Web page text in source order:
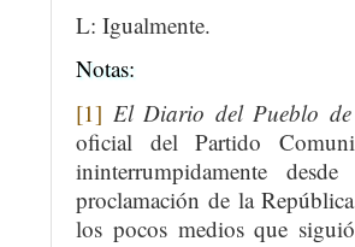
L: Igualmente.
Notas:
[1] El Diario del Pueblo
oficial del Partido
ininterrumpidamente
proclamación de la
los pocos medios que